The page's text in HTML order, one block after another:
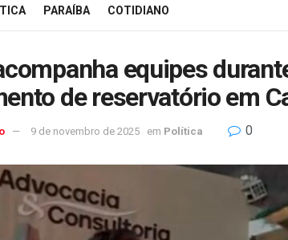
PARAÍBA COTIDIANO
equipes
de reservatório em
9 de novembro de 2025 em Política 0